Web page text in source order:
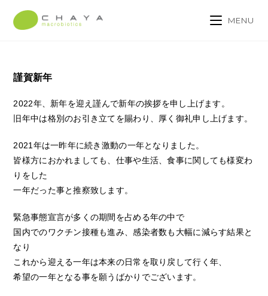
MENU
謹賀新年
2022年、新年を迎え謹んで新年の挨拶を申し上げます。
旧年中は格別のお引き立てを賜わり、厚く御礼申し上げます。
2021年は一昨年に続き激動の一年となりました。
皆様方におかれましても、仕事や生活、食事に関しても様変わ
りをした
一年だった事と推察致します。
緊急事態宣言が多くの期間を占める年の中で
国内でのワクチン接種も進み、感染者数も大幅に減らす結果と
なり
これから迎える一年は本来の日常を取り戻して行く年、
希望の一年となる事を願うばかりでございます。